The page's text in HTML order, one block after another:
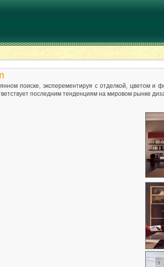
поиске, эксперементируя с отделкой, цветом
последним тенденциям на мировом рынке